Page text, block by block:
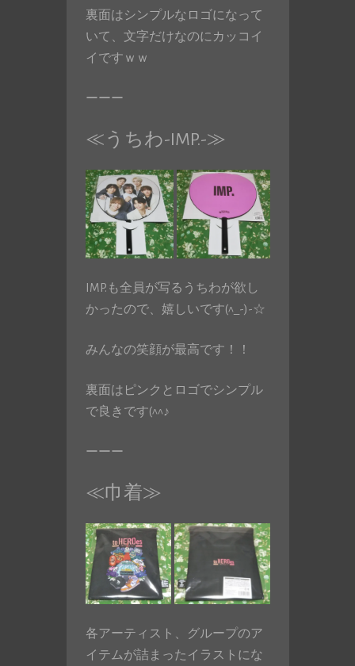
裏面はシンプルなロゴになって
いて、文字だけなのにカッコイ
イですｗｗ
ーーー
≪うちわ-IMP.-≫
IMP.も全員が写るうちわが欲し
かったので、嬉しいです(^_-)-☆
みんなの笑顔が最高です！！
裏面はピンクとロゴでシンプル
で良きです(^^♪
ーーー
≪巾着≫
各アーティスト、グループのア
イテムが詰まったイラストにな